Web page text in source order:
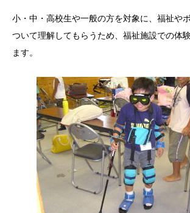
小・中・高校生や一般の方を対象に、福祉や
ついて理解してもらうため、福祉施設での体
ます。